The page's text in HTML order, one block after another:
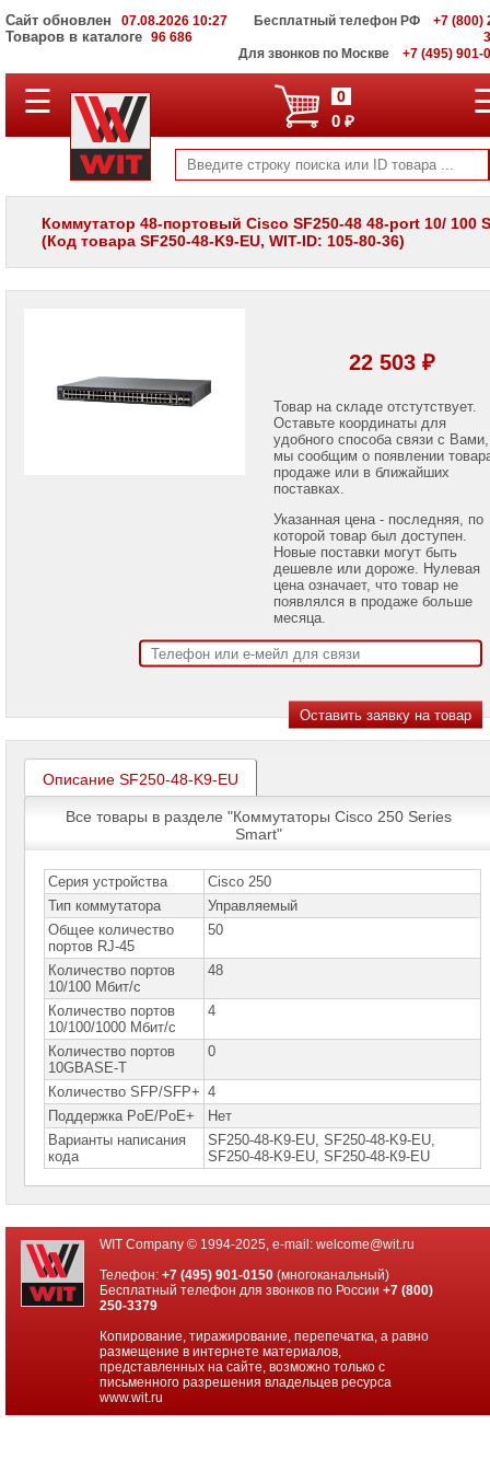
Сайт обновлен 07.08.2026 10:27
Товаров в каталоге 96 686
Бесплатный телефон РФ
+7 (800)
Для звонков по Москве
+7 (495) 901-
ПОЛНЫЙ
КАТАЛОГ
Корпоративные
серверы
WIT
Системы
хранения
LCD
панели
Name
Принтеры
плоттеры
МФУ
Серверы
Пассивное
сетевое
оборудование
Активное
сетевое
оборудование
Оборудование
для
IP-
телефонии
Сетевое
оборудование
Ubiquity
Сетевое
оборудование
Allied
Telesis
Сетевое
оборудование
☰ 0
0 ₽
Коммутатор 48-портовый Cisco SF250-48 48-port 10/ 100
(Код товара SF250-48-K9-EU, WIT-ID: 105-80-36)
22 503 ₽
Товар на складе отстутствует.
Оставьте координаты для
удобного способа связи с Вами,
мы сообщим о появлении
продаже или в ближайших
поставках.
Указанная цена - последняя, по
которой товар был доступен.
Новые поставки могут быть
дешевле или дороже. Нулевая
цена означает, что товар не
появлялся в продаже больше
месяца.
Описание SF250-48-K9-EU
Все товары в разделе "Коммутаторы Cisco 250 Series
Smart"
Серия устройства
Cisco 250
Тип коммутатора
Управляемый
Общее количество
портов RJ-45
50
Количество портов
10/100 Мбит/с
48
Количество портов
10/100/1000 Мбит/с
4
Количество портов
10GBASE-T
0
Количество SFP/SFP+ 4
Поддержка PoE/PoE+
Нет
Варианты написания
кода
SF250-48-K9-EU, SF250-48-K9-EU,
SF250-48-K9-ЕU, SF250-48-К9-ЕU
WIT Company © 1994-2025, e-mail: welcome@wit.ru
Телефон:+7 (495) 901-0150 (многоканальный)
Бесплатный телефон для звонков по России+7 (800)
250-3379
Копирование, тиражирование, перепечатка, а равно
размещение в интернете материалов,
представленных на сайте, возможно только с
письменного разрешения владельцев ресурса
www.wit.ru